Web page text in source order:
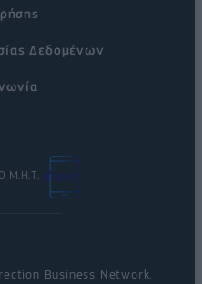
Δεδομένων
Μ.Η.Τ.
Business Network